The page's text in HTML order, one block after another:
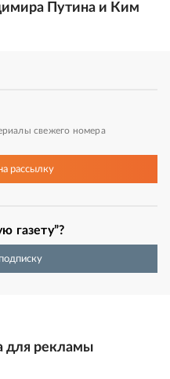
Путина и Ким
свежего номера
рассылку
газету”?
для рекламы